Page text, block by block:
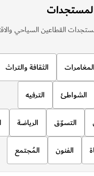
القطاعين السياحي والاقتصادي
الثقافة والتراث
الترفيه
الرياضة العائلة
المُجتمع